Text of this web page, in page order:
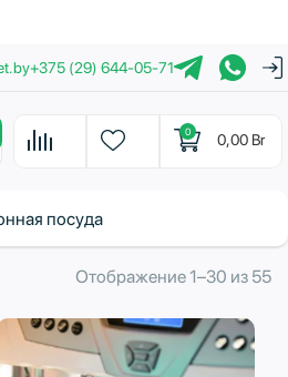
+375 (29) 644-05-71
0 0,00 Br
посуда
Отображение 1–30 из 55